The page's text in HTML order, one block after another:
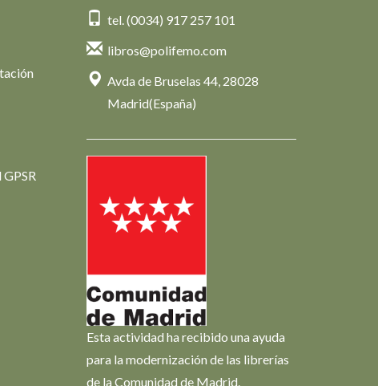
tel. (0034) 917 257 101
libros@polifemo.com
Avda de Bruselas 44, 28028
Madrid(España)
Esta actividad ha recibido una ayuda
para la modernización de las librerías
de la Comunidad de Madrid.